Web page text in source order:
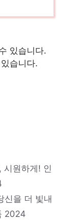
품 추천
이크
아르기닌
품 추천 제
있습니다.
습니다.
시원하게! 인
신을 더 빛내
2024